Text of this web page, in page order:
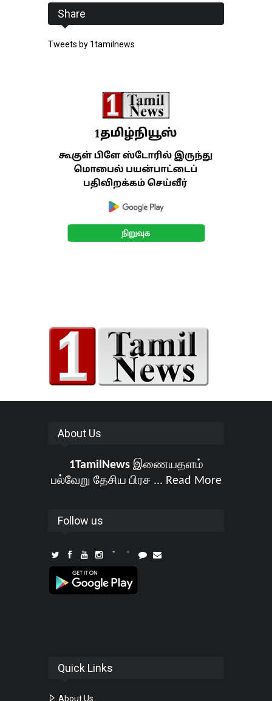
Share
Tweets by 1tamilnews
About Us
1TamilNewsஇணையதளம்
பல்வேறு தேசிய பிரச ... Read More
Follow us
Quick Links
About Us